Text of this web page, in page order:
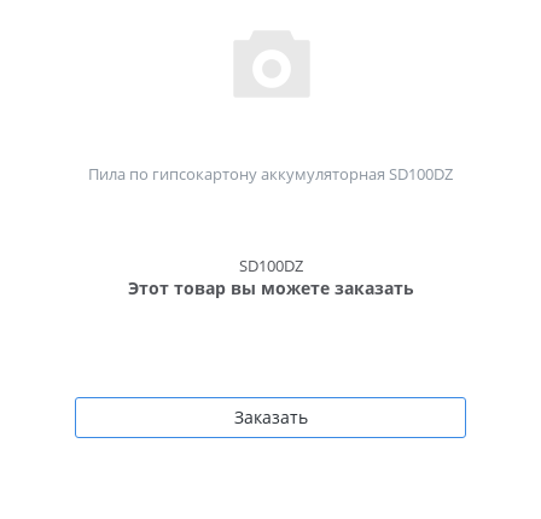
Пила по гипсокартону аккумуляторная SD100DZ
SD100DZ
Этот товар вы можете заказать
Заказать